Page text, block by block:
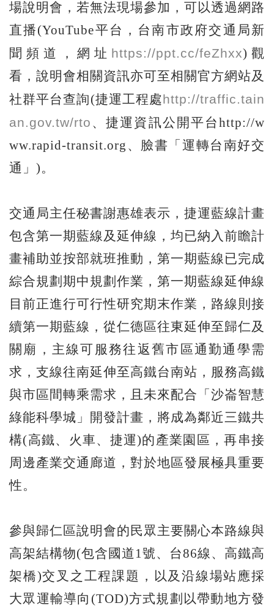
場說明會，若無法現場參加，可以透過網路
直播(YouTube平台，台南市政府交通局新
聞頻道，網址 https://ppt.cc/feZhxx)觀
看，說明會相關資訊亦可至相關官方網站及
社群平台查詢(捷運工程處http://traffic.tain
an.gov.tw/rto 、捷運資訊公開平台http://w
ww.rapid-transit.org、臉書「運轉台南好交
通」)。
交通局主任秘書謝惠雄表示，捷運藍線計畫
包含第一期藍線及延伸線，均已納入前瞻計
畫補助並按部就班推動，第一期藍線已完成
綜合規劃期中規劃作業，第一期藍線延伸線
目前正進行可行性研究期末作業，路線則接
續第一期藍線，從仁德區往東延伸至歸仁及
關廟，主線可服務往返舊市區通勤通學需
求，支線往南延伸至高鐵台南站，服務高鐵
與市區間轉乘需求，且未來配合「沙崙智慧
綠能科學城」開發計畫，將成為鄰近三鐵共
構(高鐵、火車、捷運)的產業園區，再串接
周邊產業交通廊道，對於地區發展極具重要
性。
參與歸仁區說明會的民眾主要關心本路線與
高架結構物(包含國道1號、台86線、高鐵高
架橋)交叉之工程課題，以及沿線場站應採
大眾運輸導向(TOD)方式規劃以帶動地方發